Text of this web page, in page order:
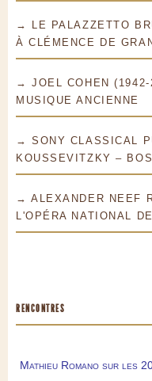
→ LE PALAZZETTO
À CLÉMENCE DE
→ JOEL COHEN
MUSIQUE ANCIENNE
→ SONY CLASSICAL
KOUSSEVITZKY –
→ ALEXANDER NEEF
L'OPÉRA NATIONAL
RENCONTRES
Mathieu Romano sur les